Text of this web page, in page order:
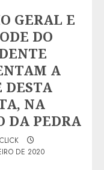
GERAL E
DO
A
DESTA
NA
DA PEDRA
DE 2020